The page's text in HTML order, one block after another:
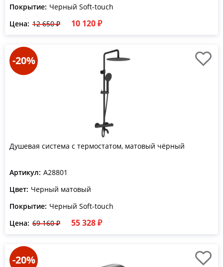
Покрытие: Черный Soft-touch
Цена: 12 650 ₽ 10 120 ₽
-20%
Душевая система с термостатом, матовый чёрный
Артикул: A28801
Цвет: Черный матовый
Покрытие: Черный Soft-touch
Цена: 69 160 ₽ 55 328 ₽
-20%